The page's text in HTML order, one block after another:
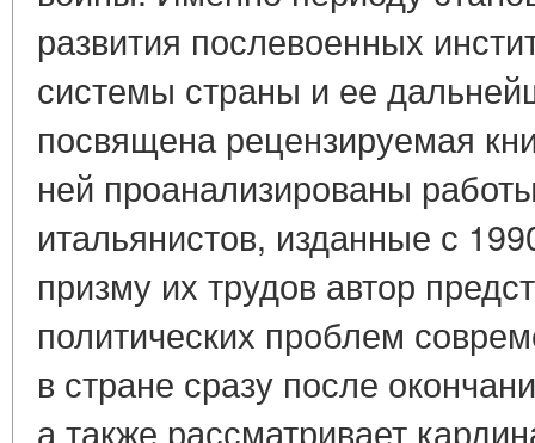
развития послевоенных
системы страны и ее
посвящена рецензируемая
ней проанализированы
итальянистов, изданные с
призму их трудов автор
политических проблем
в стране сразу после
а также рассматривает